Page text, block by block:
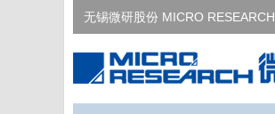
无锡微研股份 MICRO RESEARCH